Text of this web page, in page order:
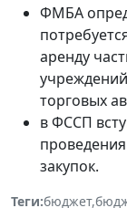
ФМБА
аренду
торговых
в ФССП
закупок.
Теги:бюджет,